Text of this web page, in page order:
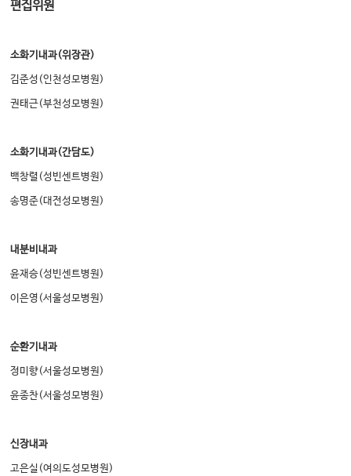
편집위원
소화기내과(위장관)
김준성 (인천성모병원)
권태근(부천성모병원)
소화기내과(간담도)
백창렬 (성빈센트병원)
송명준(대전성모병원)
내분비내과
윤재승(성빈센트병원)
이은영 (서울성모병원)
순환기내과
정미향(서울성모병원)
윤종찬(서울성모병원)
신장내과
고은실 (여의도성모병원)